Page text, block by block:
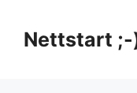
innholdNettstart ;-